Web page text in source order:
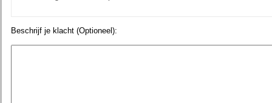
Beschrijf je klacht (Optioneel):